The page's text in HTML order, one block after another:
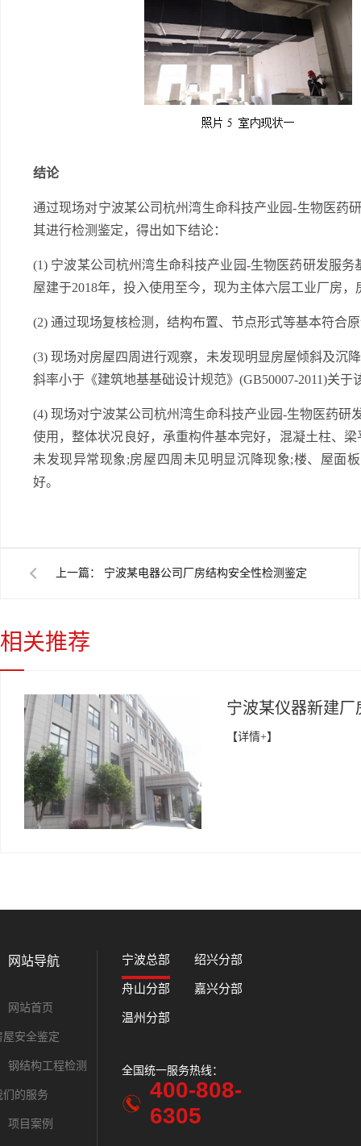
结论
通过现场对宁波某公司杭州湾生命科技产业园-生物医药
其进行检测鉴定，得出如下结论：
(1) 宁波某公司杭州湾生命科技产业园-生物医药研发服
屋建于2018年，投入使用至今，现为主体六层工业厂房
(2) 通过现场复核检测，结构布置、节点形式等基本符合
(3) 现场对房屋四周进行观察，未发现明显房屋倾斜及沉
斜率小于《建筑地基基础设计规范》(GB50007-2011)关
(4) 现场对宁波某公司杭州湾生命科技产业园-生物医药研
使用，整体状况良好，承重构件基本完好，混凝土柱、
未发现异常现象;房屋四周未见明显沉降现象;楼、屋面
好。
上一篇： 宁波某电器公司厂房结构安全性检测鉴定
相关推荐
宁波某仪器新建厂
【详情+】
网站导航
网站首页
屋安全鉴定
钢结构工程检测
们的服务
项目案例
宁波总部 绍兴分部
舟山分部 嘉兴分部
温州分部
全国统一服务热线：
400-808-
6305